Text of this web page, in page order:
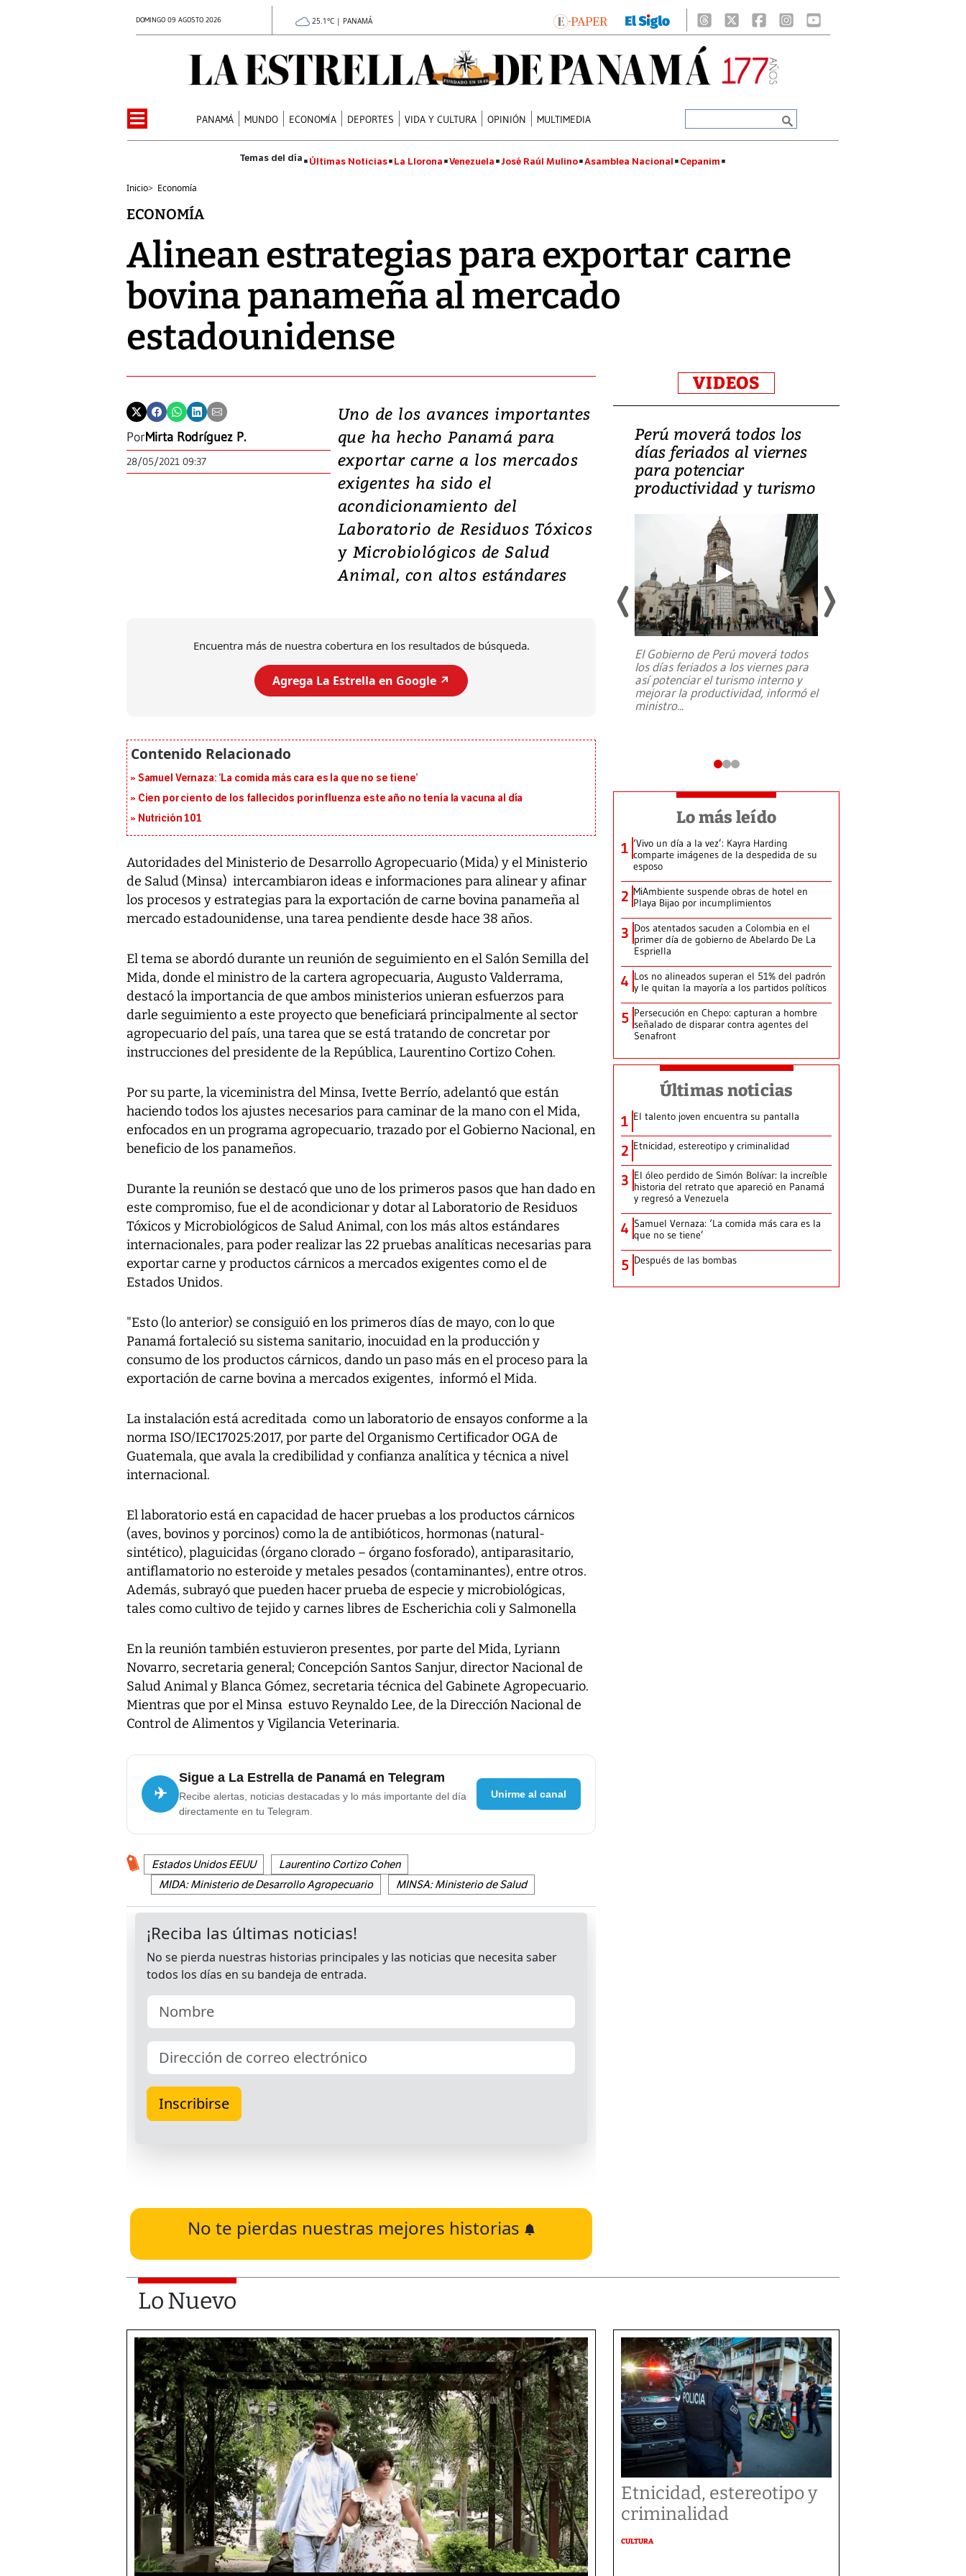
DOMINGO 09 AGOSTO 2026 25.1°C | PANAMÁ
PANAMÁ MUNDO ECONOMÍA DEPORTES VIDA Y CULTURA OPINIÓN MULTIMEDIA
Últimas Noticias La Llorona Venezuela José Raúl Mulino Asamblea Nacional Cepanim
Inicio> Economía
ECONOMÍA
Alinean estrategias para exportar carne
bovina panameña al mercado
estadounidense
PorMirta Rodríguez P.
28/05/2021 09:37
Uno de los avances importantes
que ha hecho Panamá para
exportar carne a los mercados
exigentes ha sido el
acondicionamiento del
Laboratorio de Residuos Tóxicos
y Microbiológicos de Salud
Animal, con altos estándares
Encuentra más de nuestra cobertura en los resultados de búsqueda.
Agrega La Estrella en Google ↗️
Samuel Vernaza: ‘La comida más cara es la que no se tiene’
Cien por ciento de los fallecidos por influenza este año no tenía la vacuna al día
Nutrición 101
Autoridades del Ministerio de Desarrollo Agropecuario (Mida) y el Ministerio
de Salud (Minsa) intercambiaron ideas e informaciones para alinear y afinar
los procesos y estrategias para la exportación de carne bovina panameña al
mercado estadounidense, una tarea pendiente desde hace 38 años.
El tema se abordó durante un reunión de seguimiento en el Salón Semilla del
Mida, donde el ministro de la cartera agropecuaria, Augusto Valderrama,
destacó la importancia de que ambos ministerios unieran esfuerzos para
darle seguimiento a este proyecto que beneficiará principalmente al sector
agropecuario del país, una tarea que se está tratando de concretar por
instrucciones del presidente de la República, Laurentino Cortizo Cohen.
Por su parte, la viceministra del Minsa, Ivette Berrío, adelantó que están
haciendo todos los ajustes necesarios para caminar de la mano con el Mida,
enfocados en un programa agropecuario, trazado por el Gobierno Nacional, en
beneficio de los panameños.
Durante la reunión se destacó que uno de los primeros pasos que han dado en
este compromiso, fue el de acondicionar y dotar al Laboratorio de Residuos
Tóxicos y Microbiológicos de Salud Animal, con los más altos estándares
internacionales, para poder realizar las 22 pruebas analíticas necesarias para
exportar carne y productos cárnicos a mercados exigentes como el de
Estados Unidos.
"Esto (lo anterior) se consiguió en los primeros días de mayo, con lo que
Panamá fortaleció su sistema sanitario, inocuidad en la producción y
consumo de los productos cárnicos, dando un paso más en el proceso para la
exportación de carne bovina a mercados exigentes, informó el Mida.
La instalación está acreditada como un laboratorio de ensayos conforme a la
norma ISO/IEC17025:2017, por parte del Organismo Certificador OGA de
Guatemala, que avala la credibilidad y confianza analítica y técnica a nivel
internacional.
El laboratorio está en capacidad de hacer pruebas a los productos cárnicos
(aves, bovinos y porcinos) como la de antibióticos, hormonas (natural-
sintético), plaguicidas (órgano clorado – órgano fosforado), antiparasitario,
antiflamatorio no esteroide y metales pesados (contaminantes), entre otros.
Además, subrayó que pueden hacer prueba de especie y microbiológicas,
tales como cultivo de tejido y carnes libres de Escherichia coli y Salmonella
En la reunión también estuvieron presentes, por parte del Mida, Lyriann
Novarro, secretaria general; Concepción Santos Sanjur, director Nacional de
Salud Animal y Blanca Gómez, secretaria técnica del Gabinete Agropecuario.
Mientras que por el Minsa estuvo Reynaldo Lee, de la Dirección Nacional de
Control de Alimentos y Vigilancia Veterinaria.
✈
Sigue a La Estrella de Panamá en Telegram
Recibe alertas, noticias destacadas y lo más importante del día
directamente en tu Telegram.
Unirme al canal
Estados Unidos EEUU
Laurentino Cortizo Cohen
MIDA: Ministerio de Desarrollo Agropecuario
MINSA: Ministerio de Salud
No te pierdas nuestras mejores historias
VIDEOS
Video: Lula lanza su
candidatura con
promesas de inversión
en defensa, educación y
tierras raras
Entre recuerdos y escuetas
referencias hacia sus adversarios, el
presidente de Brasil, Luiz Inácio Lula
Perú moverá todos los
días feriados al viernes
para potenciar
productividad y turismo
El Gobierno de Perú moverá todos
los días feriados a los viernes para
así potenciar el turismo interno y
mejorar la productividad, informó el
ministro...
Lo más leído
1 ‘Vivo un día a la vez’: Kayra Harding
comparte imágenes de la despedida de su
esposo
2 MiAmbiente suspende obras de hotel en
Playa Bijao por incumplimientos
3 Dos atentados sacuden a Colombia en el
primer día de gobierno de Abelardo De La
Espriella
4 Los no alineados superan el 51% del padrón
y le quitan la mayoría a los partidos políticos
5 Persecución en Chepo: capturan a hombre
señalado de disparar contra agentes del
Senafront
Últimas noticias
1 El talento joven encuentra su pantalla​
2 Etnicidad, estereotipo y criminalidad
3 El óleo perdido de Simón Bolívar: la increíble
historia del retrato que apareció en Panamá
y regresó a Venezuela
4 Samuel Vernaza: ‘La comida más cara es la
que no se tiene’
5 Después de las bombas
Lo Nuevo
Etnicidad, estereotipo y
criminalidad
CULTURA